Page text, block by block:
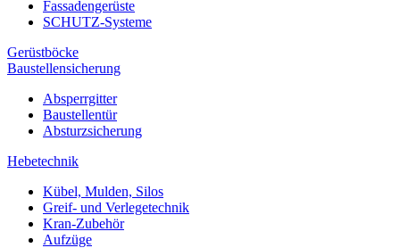
Fassadengerüste
SCHUTZ-Systeme
Gerüstböcke
Baustellensicherung
Absperrgitter
Baustellentür
Absturzsicherung
Hebetechnik
Kübel, Mulden, Silos
Greif- und Verlegetechnik
Kran-Zubehör
Aufzüge